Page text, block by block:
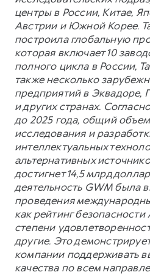
центры в России, Китае,
Австрии и Южной Корее.
построила глобальную
которая включает 10
полного цикла в России,
также несколько
предприятий в Эквадоре,
и других странах.
до 2025 года, общий
исследования и
интеллектуальных
альтернативных
достигнет 14,5 млрд
деятельность GWM была
проведения
как рейтинг безопасности
степени
другие. Это
компании поддерживать
качества по всем